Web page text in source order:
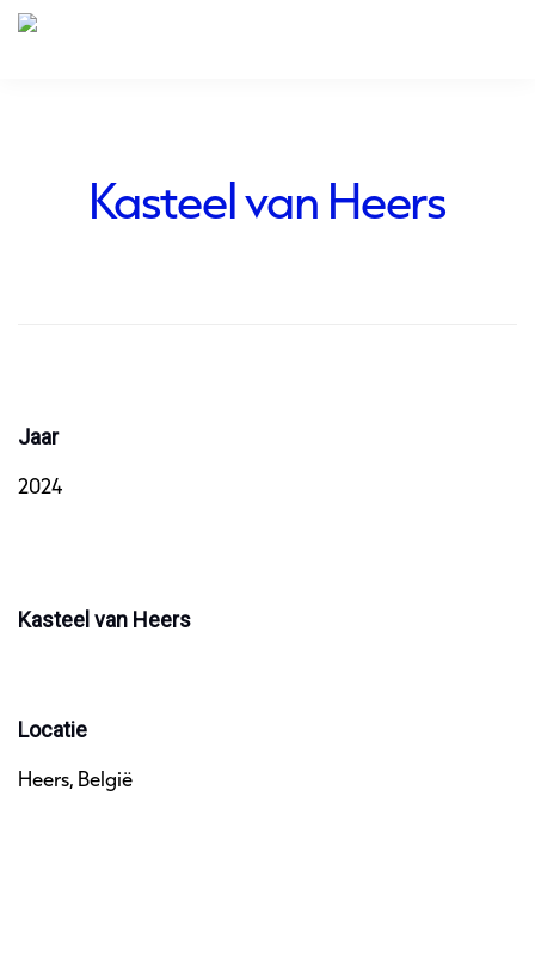
Kasteel van Heers
Jaar
2024
Kasteel van Heers
Locatie
Heers, België